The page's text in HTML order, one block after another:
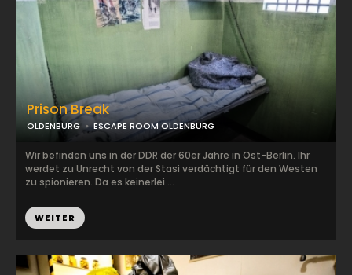
Prison Break
OLDENBURG ESCAPE ROOM OLDENBURG
Wir befinden uns in der DDR der 60er Jahre in Ost-Berlin. Ihr
werdet zu Unrecht von der Stasi verdächtigt für den Westen
zu spionieren. Da es keinerlei ...
WEITER